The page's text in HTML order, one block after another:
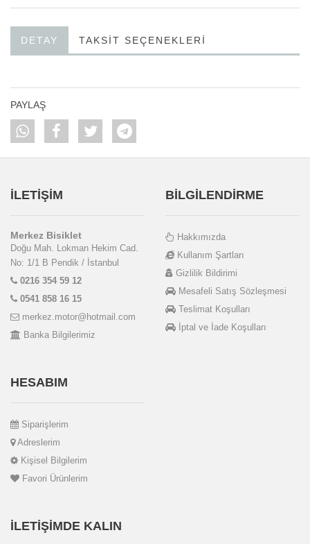
DETAY TAKSIT SEÇENEKLERI
PAYLAŞ
İLETİŞİM
Merkez Bisiklet
Doğu Mah. Lokman Hekim Cad.
No: 1/1 B Pendik / İstanbul
0216 354 59 12
0541 858 16 15
merkez.motor@hotmail.com
Banka Bilgilerimiz
BİLGİLENDİRME
Hakkımızda
Kullanım Şartları
Gizlilik Bildirimi
Mesafeli Satış Sözleşmesi
Teslimat Koşulları
İptal ve İade Koşulları
HESABIM
Siparişlerim
Adreslerim
Kişisel Bilgilerim
Favori Ürünlerim
İLETIŞIMDE KALIN